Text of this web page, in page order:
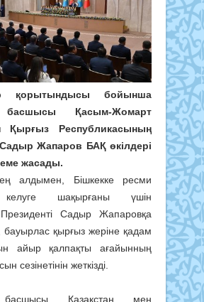
қорытындысы бойынша
басшысы Қасым-Жомарт
Қырғыз Республикасының
Жапаров БАҚ өкілдері
жасады.
алдымен, Бішкекке ресми
шақырғаны үшін
Садыр Жапаровқа
бауырлас қырғыз жеріне қадам
айыр қалпақты ағайынның
сезінетінін жеткізді.
Қазақстан мен